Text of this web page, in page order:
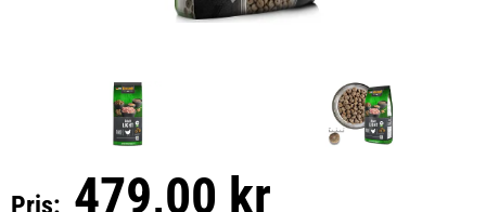
Pris: 479,00 kr